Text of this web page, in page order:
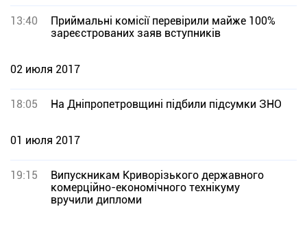
13:40
Приймальні комісії перевірили майже 100%
зареєстрованих заяв вступників
02 июля 2017
18:05 На Дніпропетровщині підбили підсумки ЗНО
01 июля 2017
19:15
Випускникам Криворізького державного
комерційно-економічного технікуму
вручили дипломи